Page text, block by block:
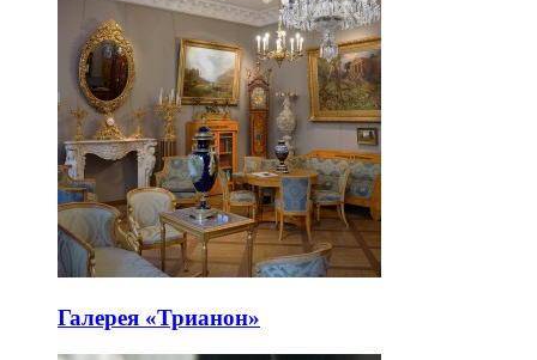
Галерея «Трианон»